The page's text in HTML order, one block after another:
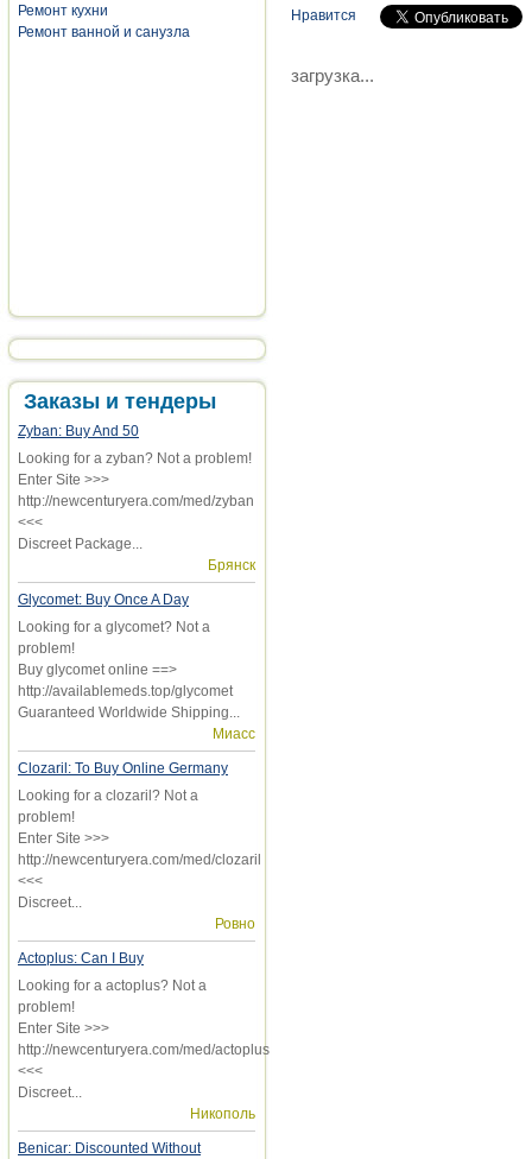
Ремонт кухни
Ремонт ванной и санузла
Заказы и тендеры
Zyban: Buy And 50
Looking for a zyban? Not a problem!
Enter Site >>>
http://newcenturyera.com/med/zyban
<<<
Discreet Package...
Брянск
Glycomet: Buy Once A Day
Looking for a glycomet? Not a
problem!
Buy glycomet online ==>
http://availablemeds.top/glycomet
Guaranteed Worldwide Shipping...
Миасс
Clozaril: To Buy Online Germany
Looking for a clozaril? Not a
problem!
Enter Site >>>
http://newcenturyera.com/med/clozaril
<<<
Discreet...
Ровно
Actoplus: Can I Buy
Looking for a actoplus? Not a
problem!
Enter Site >>>
http://newcenturyera.com/med/actoplus
<<<
Discreet...
Никополь
Benicar: Discounted Without
Нравится
загрузка...